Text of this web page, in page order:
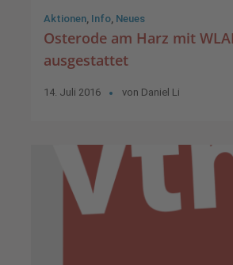
Aktionen, Info, Neues
Osterode am Harz mit
ausgestattet
14. Juli 2016 von Daniel Li